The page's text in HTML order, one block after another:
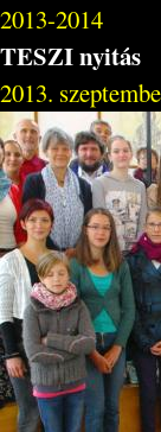
2013-2014
TESZI nyitás
2013.